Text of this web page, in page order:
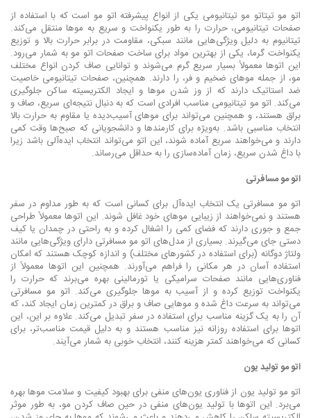
اتو مو تیتاتو مو تیتانیومی یکی از انواع پیشرفته اتو مو است که با استفاده از
صفحات تیتانیومی، حرارت را به طور یکنواخت و سریع به موها منتقل می‌کند.
تیتانیوم به دلیل ویژگی‌هایی مانند سبکی، مقاومت در برابر حرارت بالا و توزیع
یکنواخت گرما، یکی از بهترین مواد برای ساخت صفحات اتو مو به شمار می‌رود.
این اتوها معمولاً بسیار سریع گرم می‌شوند و توانایی صاف کردن انواع مختلف
مو، از جمله موهای ضخیم و فر، را دارند. همچنین، صفحات تیتانیومی خاصیت
ضد استاتیک دارند که از وز شدن موها و ایجاد الکتریسیته ساکن جلوگیری
می‌کند. اتو مو تیتانیومی مناسب افرادی است که به دنبال نتیجه‌ای سریع، صاف و
براق هستند، و همچنین می‌تواند برای موهای آسیب‌دیده یا مقاوم به حرارت بالا
انتخاب مناسبی باشد. به‌ویژه برای کارمندها و دانشجویانی که صبح‌ها وقت کمی
دارند و می‌خواهند سریع آماده شوند، این اتو می‌تواند انتخاب ایده‌آلی باشد زیرا
با داغ شدن سریع، زمان آماده‌سازی را به حداقل می‌رساند.
اتو مو مسافرتی
اتو مو مسافرتی یک انتخاب ایده‌آل برای کسانی است که به طور مداوم در سفر
هستند و نمی‌خواهند از زیبایی موهای خود غافل شوند. این اتوها معمولاً طراحی
جمع و جوری دارند که فضای کمی را اشغال کرده و به راحتی در چمدان یا کیف
دستی جای می‌گیرند. بسیاری از مدل‌های اتو مو مسافرتی دارای ویژگی‌هایی مانند
ولتاژ دوگانه (برای استفاده در کشورهای مختلف) و اندازه کوچک هستند که امکان
استفاده آسان در هر مکانی را فراهم می‌آورند. همچنین این اتوها معمولاً از
فناوری‌هایی مانند صفحات سرامیکی یا تورمالینی بهره می‌برند که حرارت را
یکنواخت توزیع کرده و از آسیب به موها جلوگیری می‌کند. اتو مو مسافرتی
می‌تواند به سرعت داغ شده و موهایی صاف و براق در کمترین زمان ایجاد کند، که
آن را به یک گزینه مناسب برای استفاده در سفر تبدیل می‌کند. علاوه بر این، این
اتوها برای استفاده روزانه نیز مناسب هستند و به دلیل قیمت مناسب‌تر، برای
کسانی که می‌خواهند کمتر هزینه کنند، انتخاب خوبی به شمار می‌آیند.
اتو مو تولید یون
اتو مو تولید یون از فناوری یون‌های منفی برای بهبود کیفیت و سلامت موها بهره
می‌برد. این اتوها با تولید یون‌های منفی در حین صاف کردن مو، به طور موثر